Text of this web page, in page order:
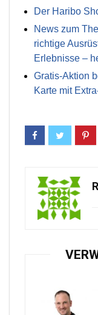
Der Haribo
News zum
richtige
Erlebnisse –
Gratis-Aktion
Karte mit